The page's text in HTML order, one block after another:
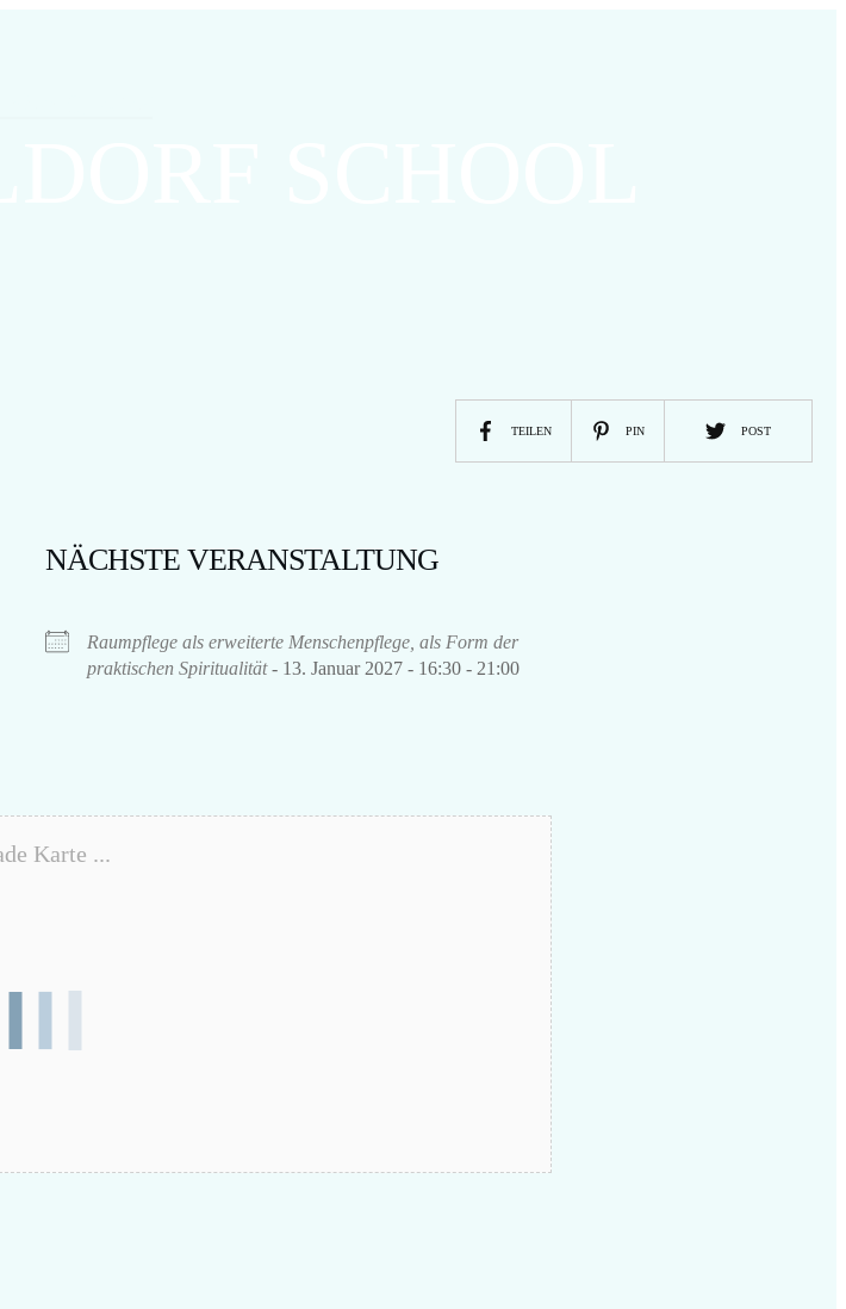
TEILEN PIN POST
NÄCHSTE VERANSTALTUNG
Raumpflege als erweiterte Menschenpflege, als Form der
praktischen Spiritualität- 13. Januar 2027 - 16:30 - 21:00
Karte ...